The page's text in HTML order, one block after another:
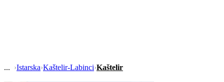
›Istarska›Kaštelir-Labinci›Kaštelir